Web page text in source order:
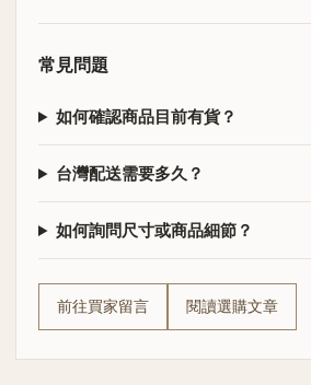
常見問題
如何確認商品目前有貨？
台灣配送需要多久？
如何詢問尺寸或商品細節？
前往買家留言 閱讀選購文章